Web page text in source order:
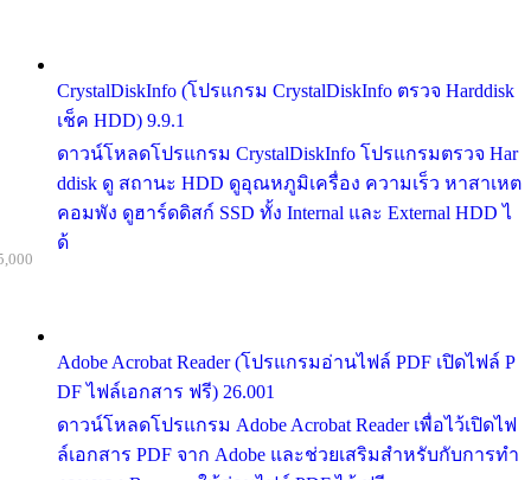
CrystalDiskInfo (โปรแกรม CrystalDiskInfo ตรวจ Harddisk
เช็ค HDD) 9.9.1
ดาวน์โหลดโปรแกรม CrystalDiskInfo โปรแกรมตรวจ Har
ddisk ดู สถานะ HDD ดูอุณหภูมิเครื่อง ความเร็ว หาสาเหต
คอมพัง ดูฮาร์ดดิสก์ SSD ทั้ง Internal และ External HDD ไ
ด้
Adobe Acrobat Reader (โปรแกรมอ่านไฟล์ PDF เปิดไฟล์ P
DF ไฟล์เอกสาร ฟรี) 26.001
ดาวน์โหลดโปรแกรม Adobe Acrobat Reader เพื่อไว้เปิดไฟ
ล์เอกสาร PDF จาก Adobe และช่วยเสริมสำหรับกับการทำ